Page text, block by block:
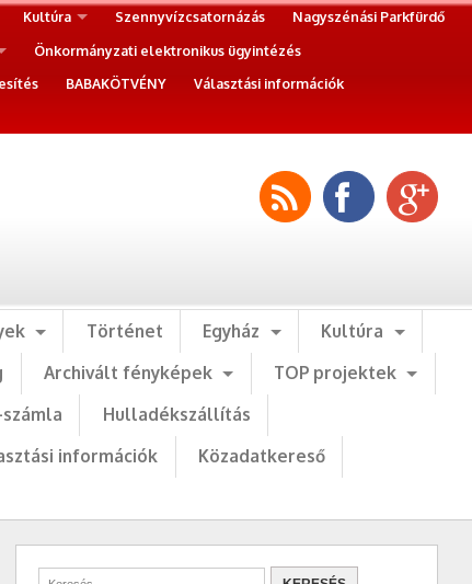
Kultúra Szennyvízcsatornázás
Nagyszénási Parkfürdő
Önkormányzati elektronikus ügyintézés
BABAKÖTVÉNY
Választási információk
Történet Egyház
Kultúra
Archivált fényképek
TOP projektek
Hulladékszállítás
információk
Közadatkereső